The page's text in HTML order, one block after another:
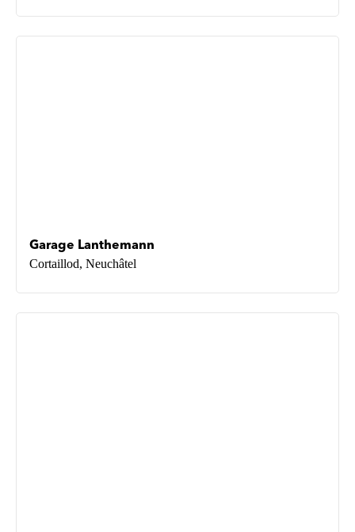
Garage Lanthemann
Cortaillod, Neuchâtel